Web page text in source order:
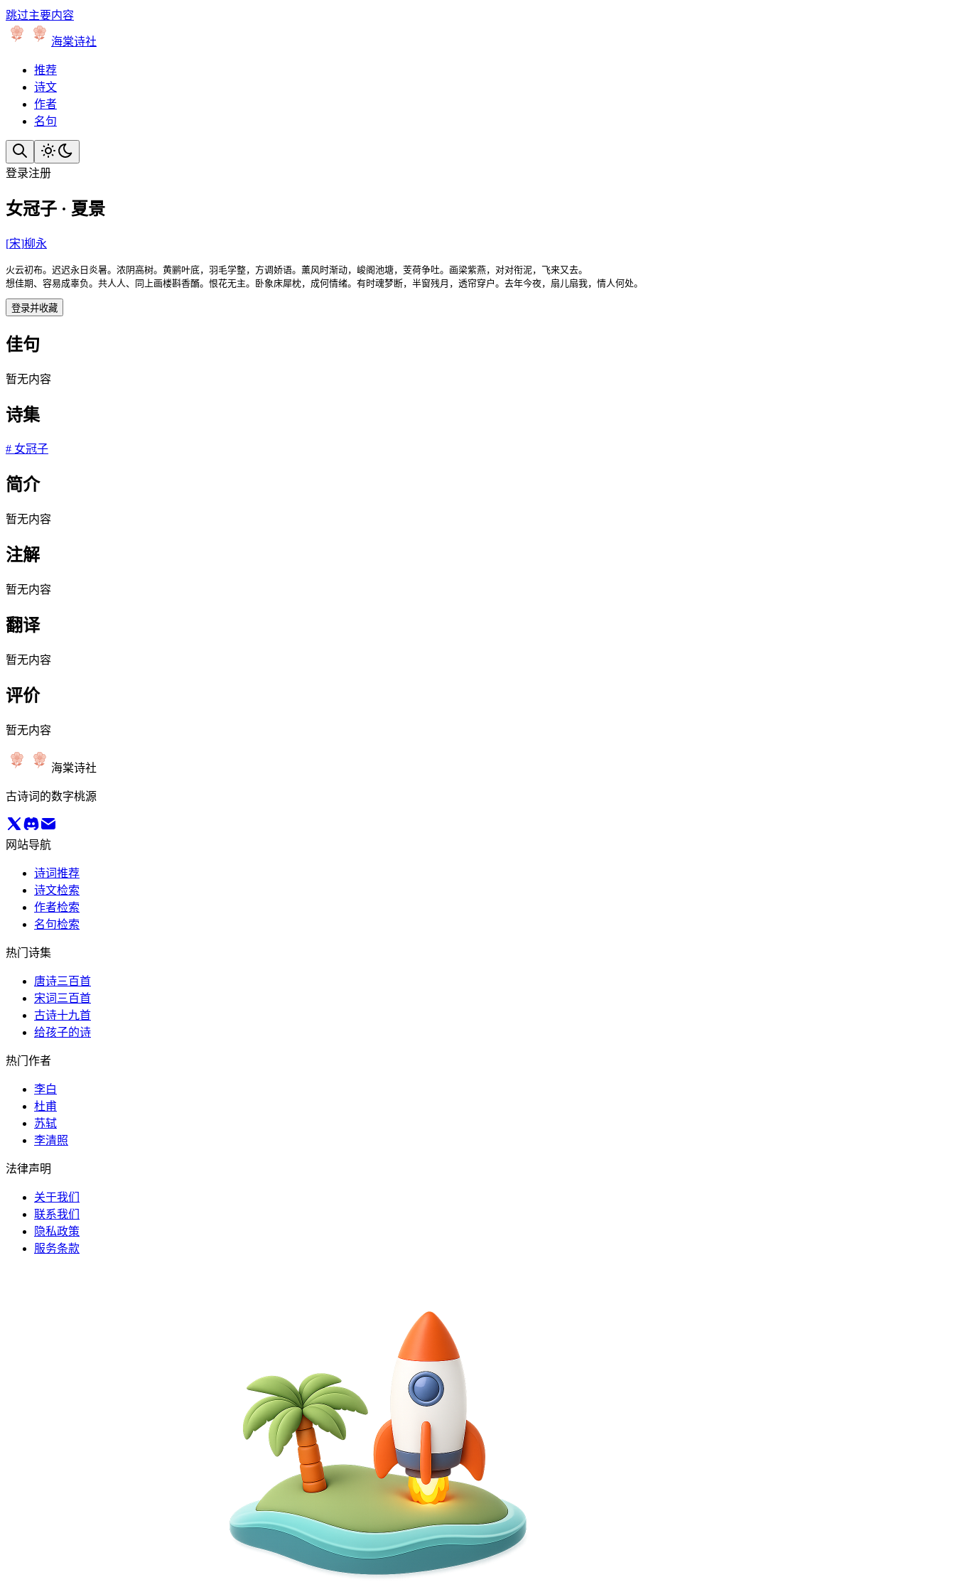
跳过主要内容
海棠诗社
推荐
诗文
作者
名句
登录注册
女冠子 · 夏景
[宋]柳永
火云初布。迟迟永日炎暑。浓阴高树。黄鹂叶底，羽毛学整，方调娇语。薰风时渐动，峻阁池塘，芰荷争吐。画梁紫燕，对对衔泥，飞来又去。
想佳期、容易成辜负。共人人、同上画楼斟香醑。恨花无主。卧象床犀枕，成何情绪。有时魂梦断，半窗残月，透帘穿户。去年今夜，扇儿扇我，情人何处。
登录并收藏
佳句
暂无内容
诗集
# 女冠子
简介
暂无内容
注解
暂无内容
翻译
暂无内容
评价
暂无内容
海棠诗社
古诗词的数字桃源
网站导航
诗词推荐
诗文检索
作者检索
名句检索
热门诗集
唐诗三百首
宋词三百首
古诗十九首
给孩子的诗
热门作者
李白
杜甫
苏轼
李清照
法律声明
关于我们
联系我们
隐私政策
服务条款